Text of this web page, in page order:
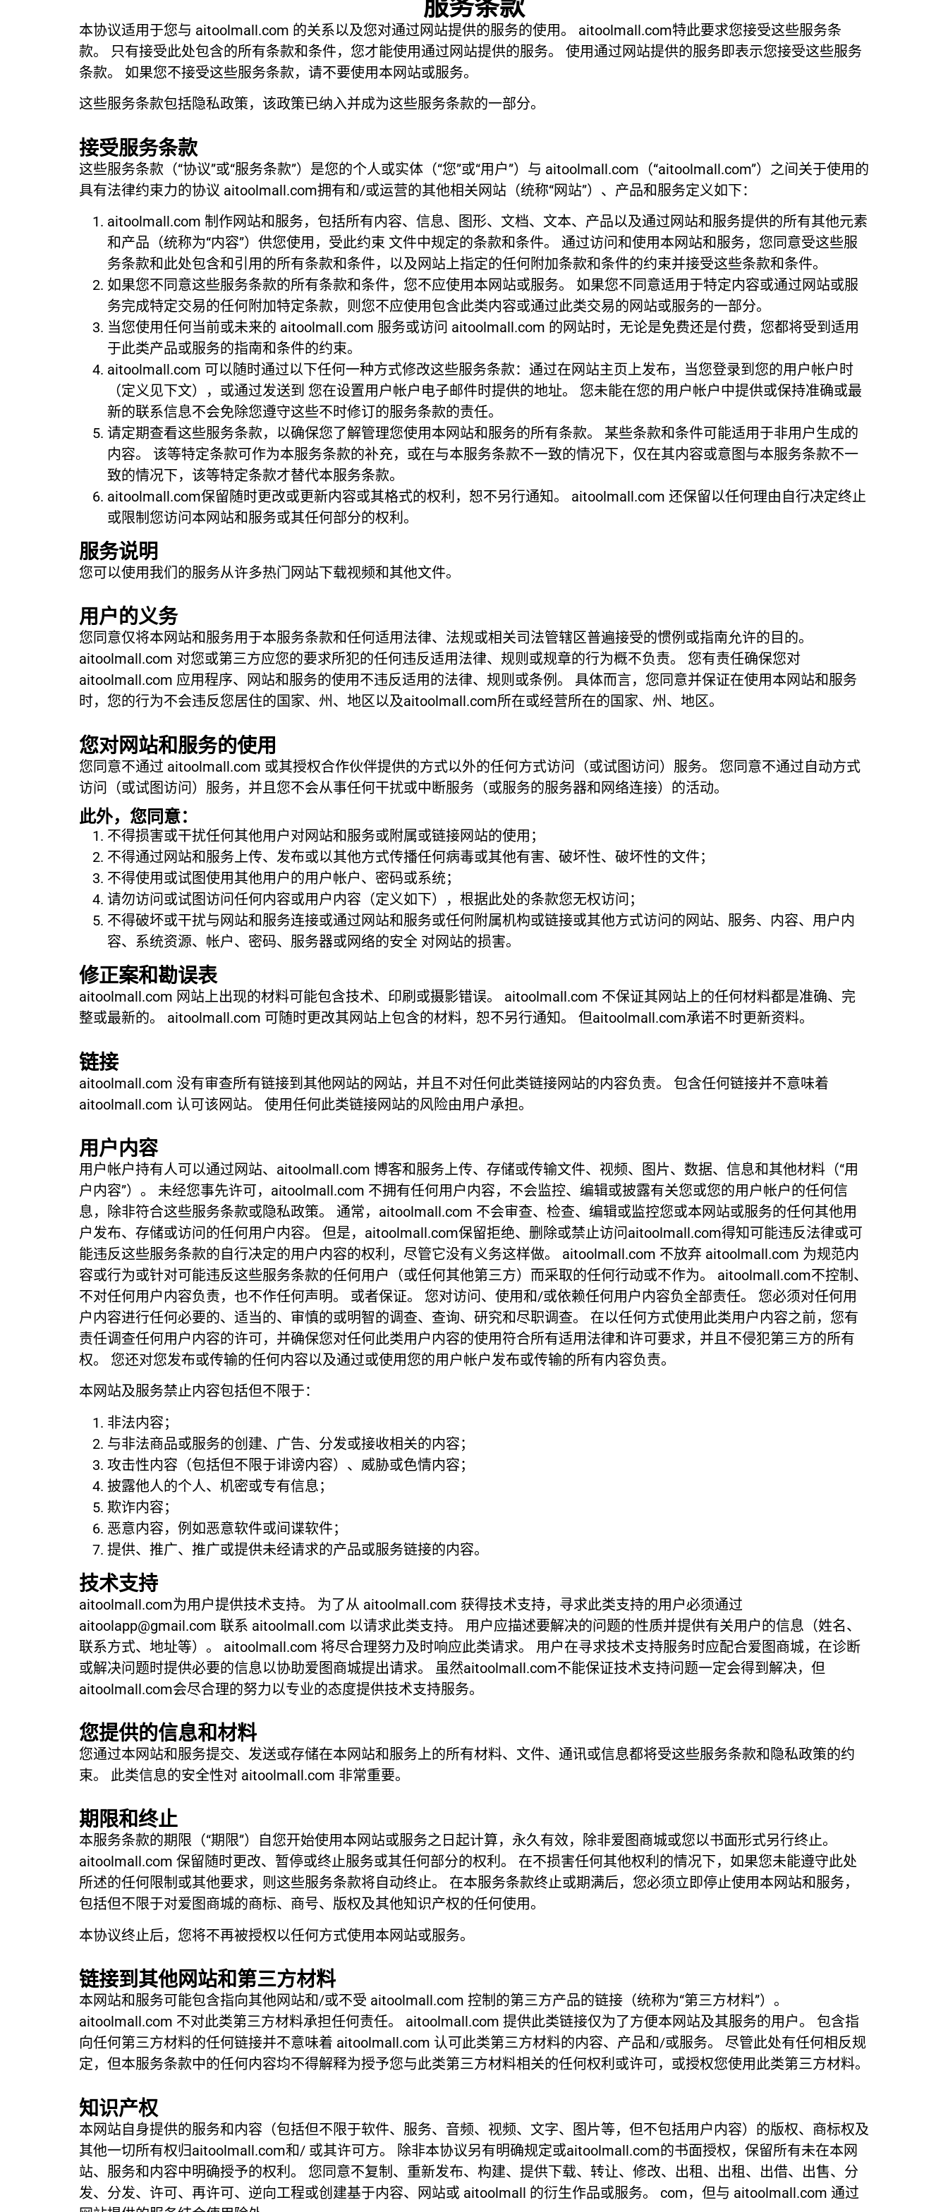
服务条款
本协议适用于您与 aitoolmall.com 的关系以及您对通过网站提供的服务的使用。 aitoolmall.com特此要求您接受这些服务条
款。 只有接受此处包含的所有条款和条件，您才能使用通过网站提供的服务。 使用通过网站提供的服务即表示您接受这些服务
条款。 如果您不接受这些服务条款，请不要使用本网站或服务。
这些服务条款包括隐私政策，该政策已纳入并成为这些服务条款的一部分。
接受服务条款
这些服务条款（“协议”或“服务条款”）是您的个人或实体（“您”或“用户”）与 aitoolmall.com（“aitoolmall.com”）之间关于使用的
具有法律约束力的协议 aitoolmall.com拥有和/或运营的其他相关网站（统称“网站”）、产品和服务定义如下：
aitoolmall.com 制作网站和服务，包括所有内容、信息、图形、文档、文本、产品以及通过网站和服务提供的所有其他元素
和产品（统称为“内容”）供您使用，受此约束 文件中规定的条款和条件。 通过访问和使用本网站和服务，您同意受这些服
务条款和此处包含和引用的所有条款和条件，以及网站上指定的任何附加条款和条件的约束并接受这些条款和条件。
如果您不同意这些服务条款的所有条款和条件，您不应使用本网站或服务。 如果您不同意适用于特定内容或通过网站或服
务完成特定交易的任何附加特定条款，则您不应使用包含此类内容或通过此类交易的网站或服务的一部分。
当您使用任何当前或未来的 aitoolmall.com 服务或访问 aitoolmall.com 的网站时，无论是免费还是付费，您都将受到适用
于此类产品或服务的指南和条件的约束。
aitoolmall.com 可以随时通过以下任何一种方式修改这些服务条款：通过在网站主页上发布，当您登录到您的用户帐户时
（定义见下文），或通过发送到 您在设置用户帐户电子邮件时提供的地址。 您未能在您的用户帐户中提供或保持准确或最
新的联系信息不会免除您遵守这些不时修订的服务条款的责任。
请定期查看这些服务条款，以确保您了解管理您使用本网站和服务的所有条款。 某些条款和条件可能适用于非用户生成的
内容。 该等特定条款可作为本服务条款的补充，或在与本服务条款不一致的情况下，仅在其内容或意图与本服务条款不一
致的情况下，该等特定条款才替代本服务条款。
aitoolmall.com保留随时更改或更新内容或其格式的权利，恕不另行通知。 aitoolmall.com 还保留以任何理由自行决定终止
或限制您访问本网站和服务或其任何部分的权利。
服务说明
您可以使用我们的服务从许多热门网站下载视频和其他文件。
用户的义务
您同意仅将本网站和服务用于本服务条款和任何适用法律、法规或相关司法管辖区普遍接受的惯例或指南允许的目的。
aitoolmall.com 对您或第三方应您的要求所犯的任何违反适用法律、规则或规章的行为概不负责。 您有责任确保您对
aitoolmall.com 应用程序、网站和服务的使用不违反适用的法律、规则或条例。 具体而言，您同意并保证在使用本网站和服务
时，您的行为不会违反您居住的国家、州、地区以及aitoolmall.com所在或经营所在的国家、州、地区。
您对网站和服务的使用
您同意不通过 aitoolmall.com 或其授权合作伙伴提供的方式以外的任何方式访问（或试图访问）服务。 您同意不通过自动方式
访问（或试图访问）服务，并且您不会从事任何干扰或中断服务（或服务的服务器和网络连接）的活动。
此外，您同意：
不得损害或干扰任何其他用户对网站和服务或附属或链接网站的使用；
不得通过网站和服务上传、发布或以其他方式传播任何病毒或其他有害、破坏性、破坏性的文件；
不得使用或试图使用其他用户的用户帐户、密码或系统；
请勿访问或试图访问任何内容或用户内容（定义如下），根据此处的条款您无权访问；
不得破坏或干扰与网站和服务连接或通过网站和服务或任何附属机构或链接或其他方式访问的网站、服务、内容、用户内
容、系统资源、帐户、密码、服务器或网络的安全 对网站的损害。
修正案和勘误表
aitoolmall.com 网站上出现的材料可能包含技术、印刷或摄影错误。 aitoolmall.com 不保证其网站上的任何材料都是准确、完
整或最新的。 aitoolmall.com 可随时更改其网站上包含的材料，恕不另行通知。 但aitoolmall.com承诺不时更新资料。
链接
aitoolmall.com 没有审查所有链接到其他网站的网站，并且不对任何此类链接网站的内容负责。 包含任何链接并不意味着
aitoolmall.com 认可该网站。 使用任何此类链接网站的风险由用户承担。
用户内容
用户帐户持有人可以通过网站、aitoolmall.com 博客和服务上传、存储或传输文件、视频、图片、数据、信息和其他材料（“用
户内容”）。 未经您事先许可，aitoolmall.com 不拥有任何用户内容，不会监控、编辑或披露有关您或您的用户帐户的任何信
息，除非符合这些服务条款或隐私政策。 通常，aitoolmall.com 不会审查、检查、编辑或监控您或本网站或服务的任何其他用
户发布、存储或访问的任何用户内容。 但是，aitoolmall.com保留拒绝、删除或禁止访问aitoolmall.com得知可能违反法律或可
能违反这些服务条款的自行决定的用户内容的权利，尽管它没有义务这样做。 aitoolmall.com 不放弃 aitoolmall.com 为规范内
容或行为或针对可能违反这些服务条款的任何用户（或任何其他第三方）而采取的任何行动或不作为。 aitoolmall.com不控制、
不对任何用户内容负责，也不作任何声明。 或者保证。 您对访问、使用和/或依赖任何用户内容负全部责任。 您必须对任何用
户内容进行任何必要的、适当的、审慎的或明智的调查、查询、研究和尽职调查。 在以任何方式使用此类用户内容之前，您有
责任调查任何用户内容的许可，并确保您对任何此类用户内容的使用符合所有适用法律和许可要求，并且不侵犯第三方的所有
权。 您还对您发布或传输的任何内容以及通过或使用您的用户帐户发布或传输的所有内容负责。
本网站及服务禁止内容包括但不限于：
非法内容；
与非法商品或服务的创建、广告、分发或接收相关的内容；
攻击性内容（包括但不限于诽谤内容）、威胁或色情内容；
披露他人的个人、机密或专有信息；
欺诈内容；
恶意内容，例如恶意软件或间谍软件；
提供、推广、推广或提供未经请求的产品或服务链接的内容。
技术支持
aitoolmall.com为用户提供技术支持。 为了从 aitoolmall.com 获得技术支持，寻求此类支持的用户必须通过
aitoolapp@gmail.com 联系 aitoolmall.com 以请求此类支持。 用户应描述要解决的问题的性质并提供有关用户的信息（姓名、
联系方式、地址等）。 aitoolmall.com 将尽合理努力及时响应此类请求。 用户在寻求技术支持服务时应配合爱图商城，在诊断
或解决问题时提供必要的信息以协助爱图商城提出请求。 虽然aitoolmall.com不能保证技术支持问题一定会得到解决，但
aitoolmall.com会尽合理的努力以专业的态度提供技术支持服务。
您提供的信息和材料
您通过本网站和服务提交、发送或存储在本网站和服务上的所有材料、文件、通讯或信息都将受这些服务条款和隐私政策的约
束。 此类信息的安全性对 aitoolmall.com 非常重要。
期限和终止
本服务条款的期限（“期限”）自您开始使用本网站或服务之日起计算，永久有效，除非爱图商城或您以书面形式另行终止。
aitoolmall.com 保留随时更改、暂停或终止服务或其任何部分的权利。 在不损害任何其他权利的情况下，如果您未能遵守此处
所述的任何限制或其他要求，则这些服务条款将自动终止。 在本服务条款终止或期满后，您必须立即停止使用本网站和服务，
包括但不限于对爱图商城的商标、商号、版权及其他知识产权的任何使用。
本协议终止后，您将不再被授权以任何方式使用本网站或服务。
链接到其他网站和第三方材料
本网站和服务可能包含指向其他网站和/或不受 aitoolmall.com 控制的第三方产品的链接（统称为“第三方材料”）。
aitoolmall.com 不对此类第三方材料承担任何责任。 aitoolmall.com 提供此类链接仅为了方便本网站及其服务的用户。 包含指
向任何第三方材料的任何链接并不意味着 aitoolmall.com 认可此类第三方材料的内容、产品和/或服务。 尽管此处有任何相反规
定，但本服务条款中的任何内容均不得解释为授予您与此类第三方材料相关的任何权利或许可，或授权您使用此类第三方材料。
知识产权
本网站自身提供的服务和内容（包括但不限于软件、服务、音频、视频、文字、图片等，但不包括用户内容）的版权、商标权及
其他一切所有权归aitoolmall.com和/ 或其许可方。 除非本协议另有明确规定或aitoolmall.com的书面授权，保留所有未在本网
站、服务和内容中明确授予的权利。 您同意不复制、重新发布、构建、提供下载、转让、修改、出租、出租、出借、出售、分
发、分发、许可、再许可、逆向工程或创建基于内容、网站或 aitoolmall 的衍生作品或服务。 com，但与 aitoolmall.com 通过